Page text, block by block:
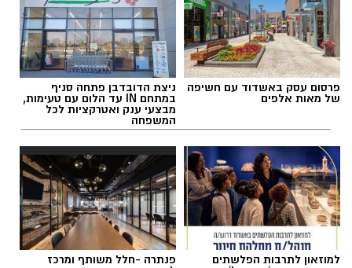
בגלוי לצד ישראל – והשיר החדש מסעיר את
הרשת
תגים:טקסט פוליטי, שירים פוליטיים, אמירה
חברתית
פרסום עסק באשדוד עם חשיפה
של מאות אלפים
ניצת הדובדבן פתחה סניף
במתחם IN עד הלום עם טעימות,
מבצעי ענק ואטרקציות לכל
המשפחה
למוזאון לתרבות הפלשתים פנתרה -חלל משותף ומרכז